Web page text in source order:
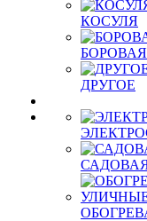
КОСУЛЯ
ДРУГОЕ